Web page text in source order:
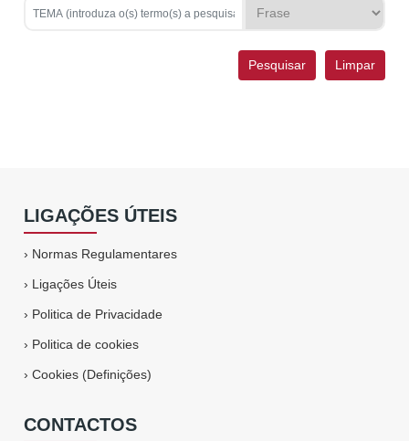
LIGAÇÕES ÚTEIS
› Normas Regulamentares
› Ligações Úteis
› Politica de Privacidade
› Politica de cookies
›Cookies (Definições)
CONTACTOS